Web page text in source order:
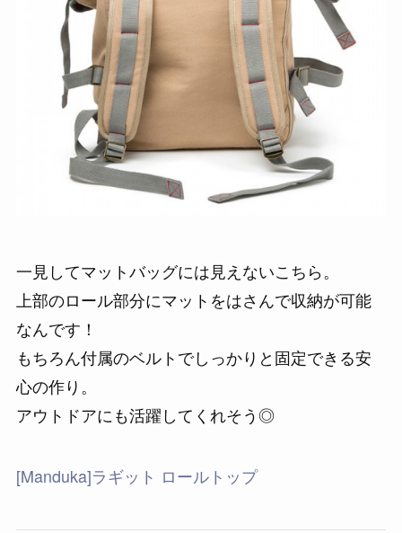
一見してマットバッグには見えないこちら。
上部のロール部分にマットをはさんで収納が可能
なんです！
もちろん付属のベルトでしっかりと固定できる安
心の作り。
アウトドアにも活躍してくれそう◎
[Manduka]ラギット ロールトップ